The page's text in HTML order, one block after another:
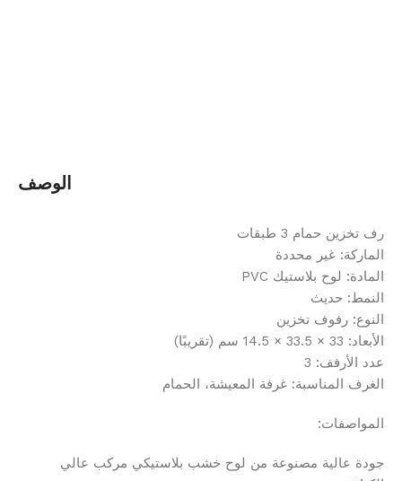
الوصف
رف تخزين حمام 3 طبقات
الماركة: غير محددة
المادة: لوح بلاستيك PVC
النمط: حديث
النوع: رفوف تخزين
الأبعاد: 33 × 33.5 × 14.5 سم (تقريبًا)
عدد الأرفف: 3
الغرف المناسبة: غرفة المعيشة، الحمام
المواصفات:
جودة عالية مصنوعة من لوح خشب بلاستيكي مركب عالي